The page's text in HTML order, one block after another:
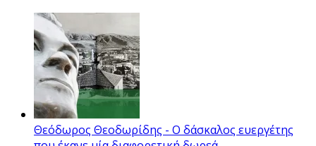
Θεόδωρος Θεοδωρίδης - Ο δάσκαλος ευεργέτης